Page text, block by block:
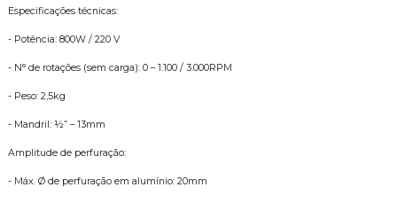
Especificações técnicas:
- Potência: 800W / 220 V
- N° de rotações (sem carga): 0 – 1.100 / 3.000RPM
- Peso: 2,5kg
- Mandril: ½” – 13mm
Amplitude de perfuração:
- Máx. Ø de perfuração em alumínio: 20mm